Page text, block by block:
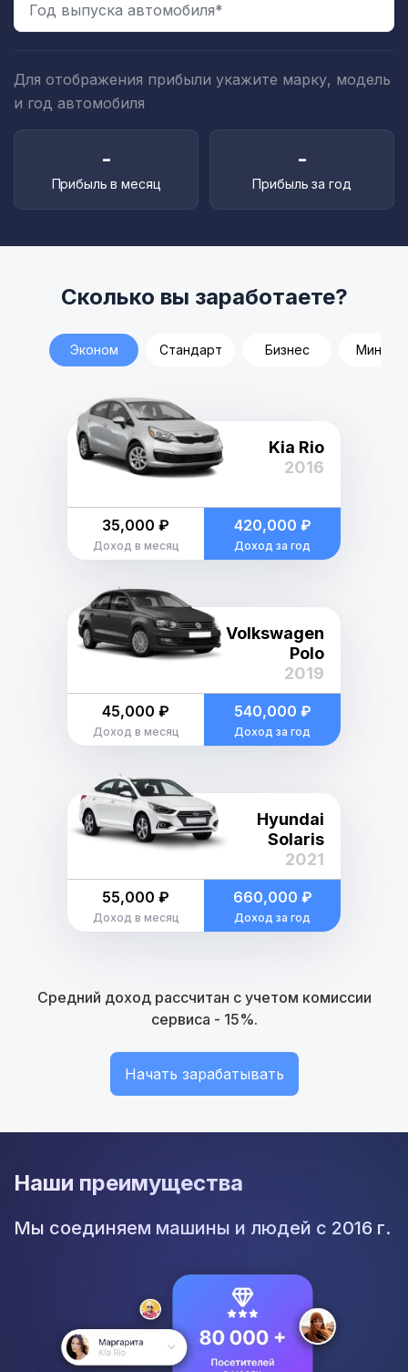
Год выпуска автомобиля*
Для отображения прибыли укажите марку, модель
и год автомобиля
-
Прибыль в месяц
-
Прибыль за год
Сколько вы заработаете?
Эконом Стандарт Бизнес
Kia Rio
2016
35,000 ₽
Доход в месяц
420,000 ₽
Доход за год
Volkswagen
Polo
2019
45,000 ₽
Доход в месяц
540,000 ₽
Доход за год
Hyundai
Solaris
2021
55,000 ₽
Доход в месяц
660,000 ₽
Доход за год
Средний доход рассчитан с учетом комиссии
сервиса - 15%.
Начать зарабатывать
Наши преимущества
Мы соединяем машины и людей с 2016 г.